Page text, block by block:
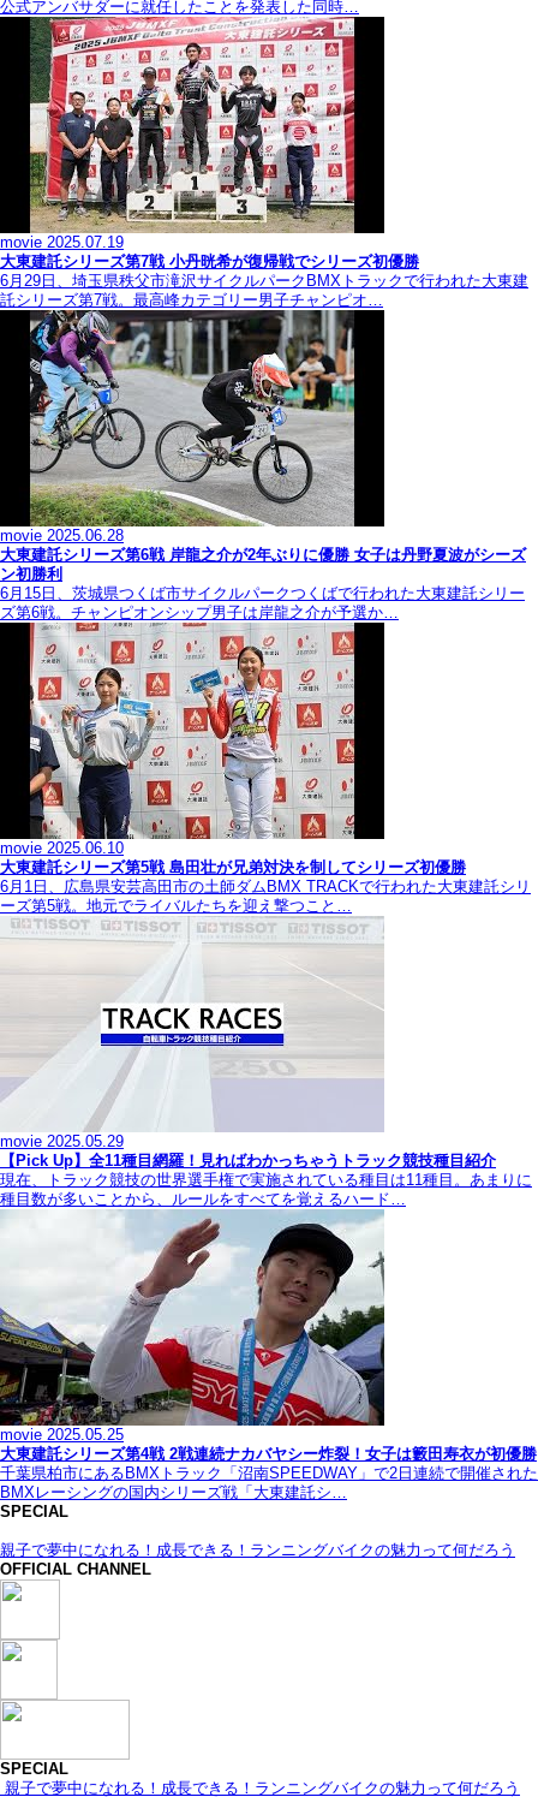
公式アンバサダーに就任したことを発表した同時…
movie 2025.07.19
大東建託シリーズ第7戦 ⼩丹晄希が復帰戦でシリーズ初優勝
6月29日、埼玉県秩父市滝沢サイクルパークBMXトラックで行われた大東建
託シリーズ第7戦。最高峰カテゴリー男子チャンピオ…
movie 2025.06.28
大東建託シリーズ第6戦 岸龍之介が2年ぶりに優勝 女子は丹野夏波がシーズ
ン初勝利
6月15日、茨城県つくば市サイクルパークつくばで行われた大東建託シリー
ズ第6戦。チャンピオンシップ男子は岸龍之介が予選か…
movie 2025.06.10
大東建託シリーズ第5戦 島田壮が兄弟対決を制してシリーズ初優勝
6月1日、広島県安芸高田市の土師ダムBMX TRACKで行われた大東建託シリ
ーズ第5戦。地元でライバルたちを迎え撃つこと…
movie 2025.05.29
【Pick Up】全11種目網羅！見ればわかっちゃうトラック競技種目紹介
現在、トラック競技の世界選手権で実施されている種目は11種目。あまりに
種目数が多いことから、ルールをすべてを覚えるハード…
movie 2025.05.25
大東建託シリーズ第4戦 2戦連続ナカバヤシー炸裂！女子は籔田寿衣が初優勝
千葉県柏市にあるBMXトラック「沼南SPEEDWAY」で2日連続で開催された
BMXレーシングの国内シリーズ戦「大東建託シ…
SPECIAL
親子で夢中になれる！成長できる！ランニングバイクの魅力って何だろう
OFFICIAL CHANNEL
SPECIAL
親子で夢中になれる！成長できる！ランニングバイクの魅力って何だろう